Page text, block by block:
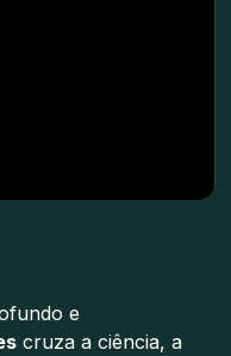
e
cruza a ciência, a